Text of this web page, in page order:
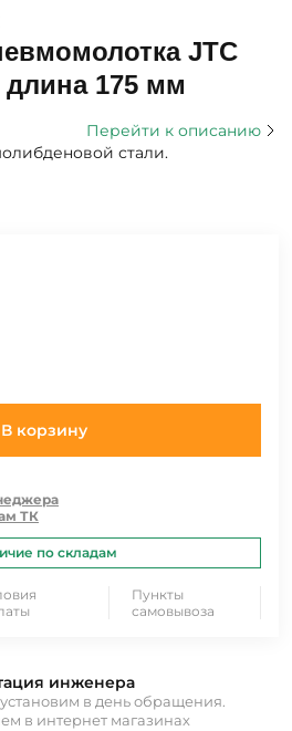
JTC
длина 175 мм
Перейти к описанию
стали.
В корзину
ТК
по складам
Пункты
самовывоза
инженера
в день обращения.
в интернет магазинах